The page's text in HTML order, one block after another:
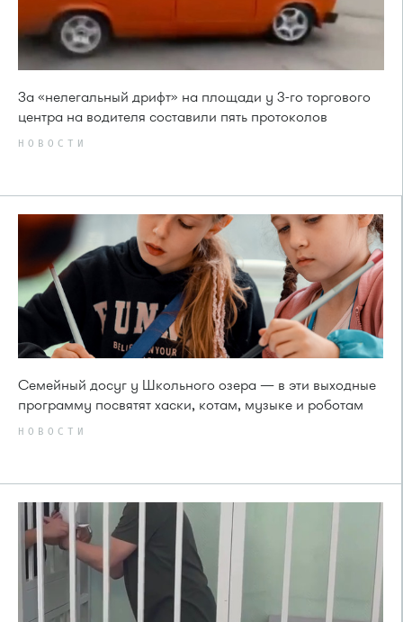
За «нелегальный дрифт» на площади у 3-го торгового
центра на водителя составили пять протоколов
НОВОСТИ
Семейный досуг у Школьного озера — в эти выходные
программу посвятят хаски, котам, музыке и роботам
НОВОСТИ